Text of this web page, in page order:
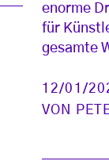
enorme
für
gesamte
12/01/
VON